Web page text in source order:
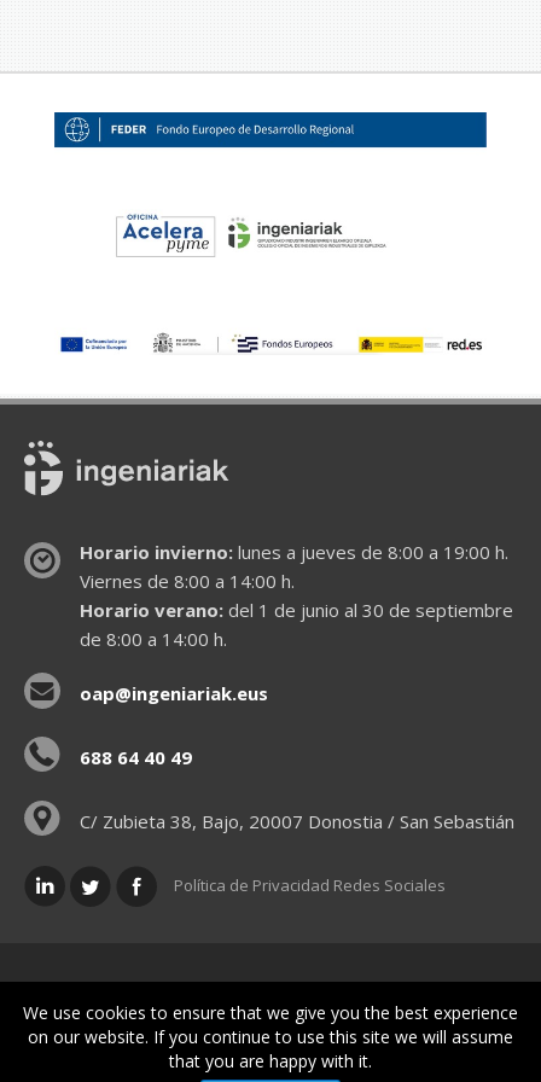
Horario invierno:lunes a jueves de 8:00 a 19:00 h.
Viernes de 8:00 a 14:00 h.
Horario verano:del 1 de junio al 30 de septiembre
de 8:00 a 14:00 h.
oap@ingeniariak.eus
688 64 40 49
C/ Zubieta 38, Bajo, 20007 Donostia / San Sebastián
Política de Privacidad Redes Sociales
Políticas legales
© Gipuzkoako Industri Ingeniariaren Elkargo Ofiziala - Colegio
We use cookies to ensure that we give you the best experience
on our website. If you continue to use this site we will assume
that you are happy with it.